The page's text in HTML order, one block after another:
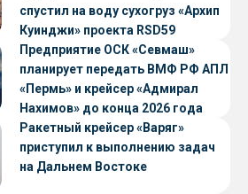
спустил на воду сухогруз «Архип
Куинджи» проекта RSD59
Предприятие ОСК «Севмаш»
планирует передать ВМФ РФ АПЛ
«Пермь» и крейсер «Адмирал
Нахимов» до конца 2026 года
Ракетный крейсер «Варяг»
приступил к выполнению задач
на Дальнем Востоке